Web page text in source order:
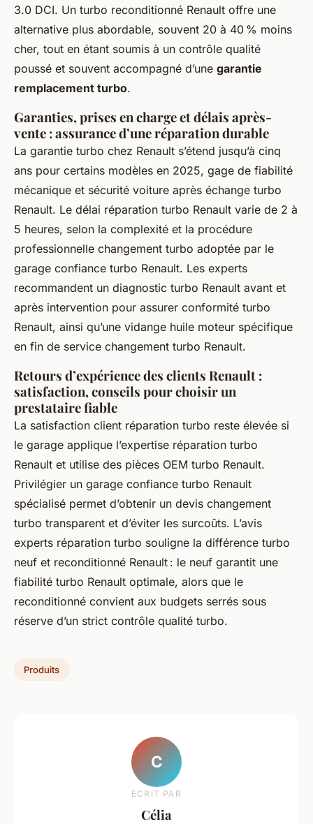
3.0 DCI. Un turbo reconditionné Renault offre une
alternative plus abordable, souvent 20 à 40 % moins
cher, tout en étant soumis à un contrôle qualité
poussé et souvent accompagné d’une garantie
remplacement turbo.
Garanties, prises en charge et délais après-
vente : assurance d’une réparation durable
La garantie turbo chez Renault s’étend jusqu’à cinq
ans pour certains modèles en 2025, gage de fiabilité
mécanique et sécurité voiture après échange turbo
Renault. Le délai réparation turbo Renault varie de 2 à
5 heures, selon la complexité et la procédure
professionnelle changement turbo adoptée par le
garage confiance turbo Renault. Les experts
recommandent un diagnostic turbo Renault avant et
après intervention pour assurer conformité turbo
Renault, ainsi qu’une vidange huile moteur spécifique
en fin de service changement turbo Renault.
Retours d’expérience des clients Renault :
satisfaction, conseils pour choisir un
prestataire fiable
La satisfaction client réparation turbo reste élevée si
le garage applique l’expertise réparation turbo
Renault et utilise des pièces OEM turbo Renault.
Privilégier un garage confiance turbo Renault
spécialisé permet d’obtenir un devis changement
turbo transparent et d’éviter les surcoûts. L’avis
experts réparation turbo souligne la différence turbo
neuf et reconditionné Renault : le neuf garantit une
fiabilité turbo Renault optimale, alors que le
reconditionné convient aux budgets serrés sous
réserve d’un strict contrôle qualité turbo.
Produits
C
ECRIT PAR
Célia